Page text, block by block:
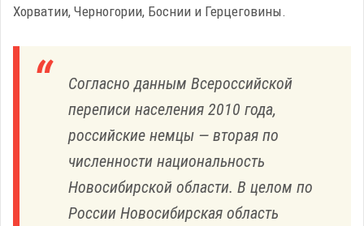
Хорватии, Черногории, Боснии и Герцеговины.
Согласно данным Всероссийской
переписи населения 2010 года,
российские немцы — вторая по
численности национальность
Новосибирской области. В целом по
России Новосибирская область